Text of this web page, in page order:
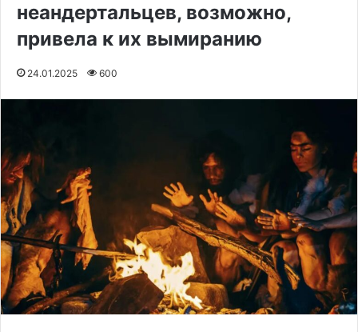
неандертальцев, возможно,
привела к их вымиранию
24.01.2025 600